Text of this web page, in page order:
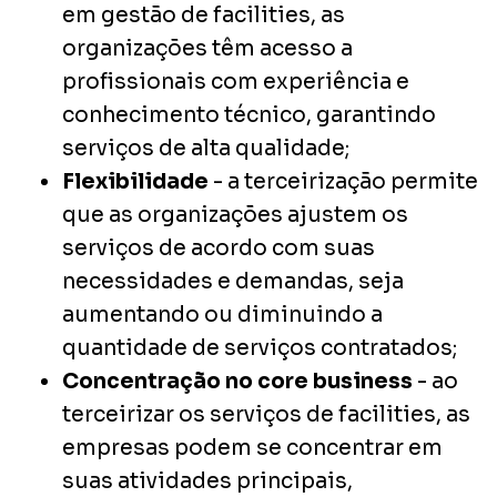
em gestão de facilities, as
organizações têm acesso a
profissionais com experiência e
conhecimento técnico, garantindo
serviços de alta qualidade;
Flexibilidade - a terceirização permite
que as organizações ajustem os
serviços de acordo com suas
necessidades e demandas, seja
aumentando ou diminuindo a
quantidade de serviços contratados;
Concentração no core business - ao
terceirizar os serviços de facilities, as
empresas podem se concentrar em
suas atividades principais,